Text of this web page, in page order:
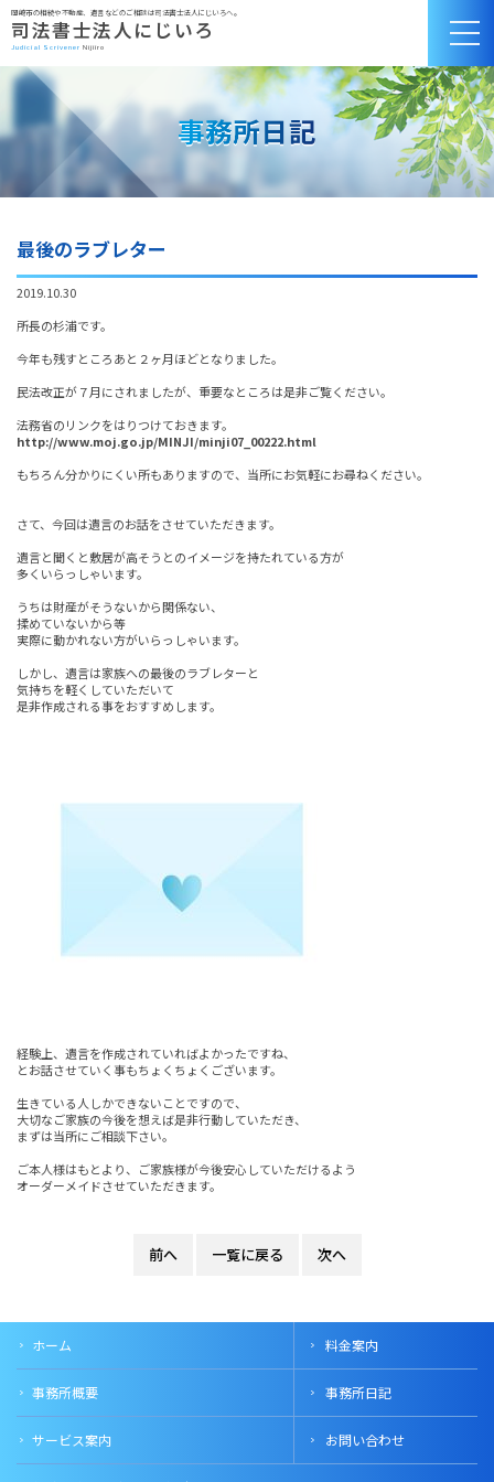
岡崎市の相続や不動産、遺言などのご相談は司法書士法人にじいろへ。
司法書士法人にじいろ
Judicial Scrivener Nijiiro
最後のラブレター
2019.10.30
所長の杉浦です。
今年も残すところあと２ヶ月ほどとなりました。
民法改正が７月にされましたが、重要なところは是非ご覧ください。
法務省のリンクをはりつけておきます。
http://www.moj.go.jp/MINJI/minji07_00222.html
もちろん分かりにくい所もありますので、当所にお気軽にお尋ねください。
さて、今回は遺言のお話をさせていただきます。
遺言と聞くと敷居が高そうとのイメージを持たれている方が
多くいらっしゃいます。
うちは財産がそうないから関係ない、
揉めていないから等
実際に動かれない方がいらっしゃいます。
しかし、遺言は家族への最後のラブレターと
気持ちを軽くしていただいて
是非作成される事をおすすめします。
経験上、遺言を作成されていればよかったですね、
とお話させていく事もちょくちょくございます。
生きている人しかできないことですので、
大切なご家族の今後を想えば是非行動していただき、
まずは当所にご相談下さい。
ご本人様はもとより、ご家族様が今後安心していただけるよう
オーダーメイドさせていただきます。
前へ 一覧に戻る 次へ
ホーム 料金案内
事務所概要 事務所日記
サービス案内 お問い合わせ